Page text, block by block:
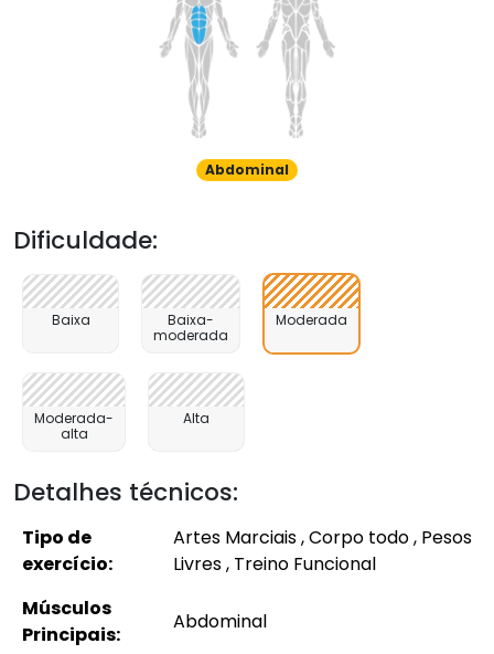
Abdominal
Dificuldade:
Baixa
Baixa-
moderada
Moderada
Moderada-
alta
Alta
Detalhes técnicos:
Tipo de
exercício:
Artes Marciais , Corpo todo , Pesos
Livres , Treino Funcional
Músculos
Principais:
Abdominal